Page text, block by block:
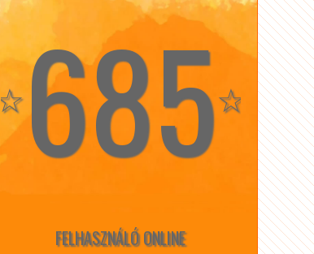
☆685☆
FELHASZNÁLÓ ONLINE